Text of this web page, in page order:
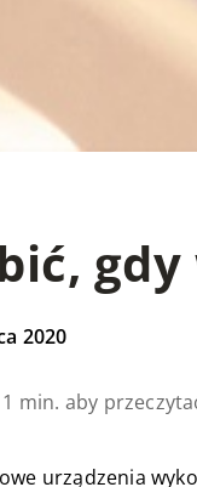
2020
min. aby
urządzenia